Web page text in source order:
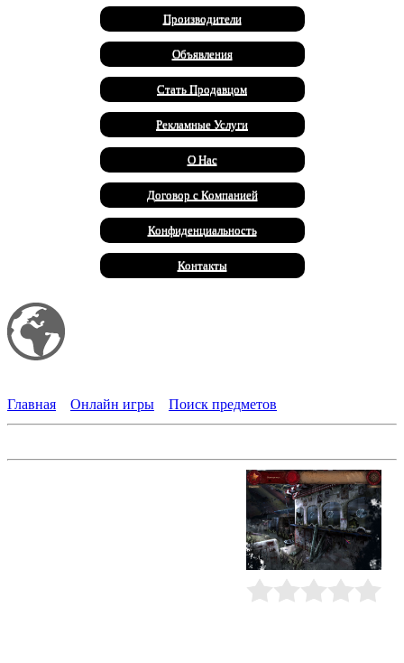
Производители
Объявления
Стать Продавцом
Рекламные Услуги
О Нас
Договор с Компанией
Конфиденциальность
Контакты
Главная
Онлайн игры Поиск предметов